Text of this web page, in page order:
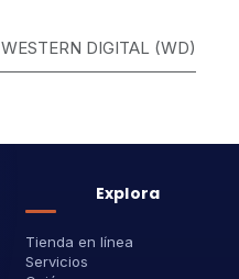
WESTERN DIGITAL (WD)
Explora
Tienda en línea
Servicios